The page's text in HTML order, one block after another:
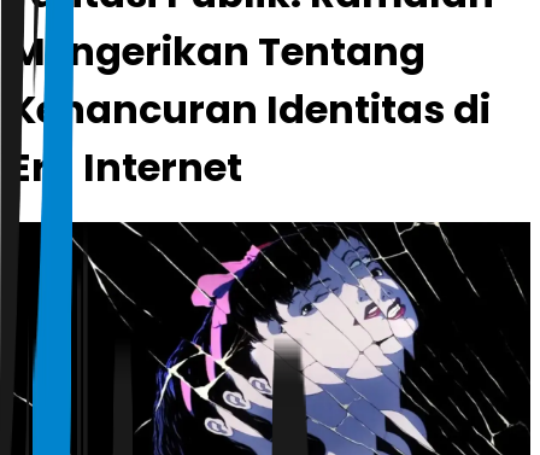
Mengerikan Tentang
Kehancuran Identitas di
Era Internet